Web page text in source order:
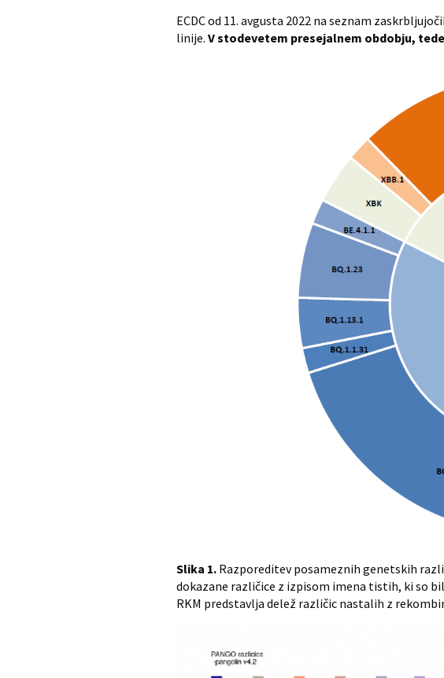
ECDC od 11. avgusta 2022 na seznam
linije. V stodevetem presejalnem obdobju,
Slika 1. Razporeditev posameznih genetskih
dokazane različice z izpisom imena tistih, ki so
RKM predstavlja delež različic nastalih z